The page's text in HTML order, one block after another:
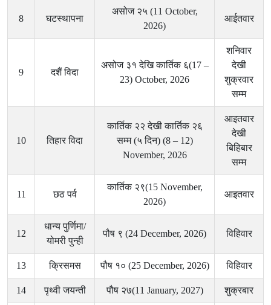
8 घटस्थापना
असोज २५ (11 October,
2026)
आईतवार
9 दशैं विदा
असोज ३१ देखि कार्तिक ६(17 –
23) October, 2026
शनिवार
देखी
शुक्रवार
सम्म
10 तिहार विदा
कार्तिक २२ देखी कार्तिक २६
सम्म (५ दिन) (8 – 12)
November, 2026
आइतवार
देखी
बिहिबार
सम्म
11 छठ पर्व
कार्तिक २९(15 November,
2026)
आइतवार
12
धान्य पुर्णिमा/
योमरी पुन्ही
पौष ९ (24 December, 2026) विहिवार
13 क्रिसमस पौष १० (25 December, 2026) विहिवार
14 पृथ्वी जयन्ती पौष २७(11 January, 2027) शुक्रबार